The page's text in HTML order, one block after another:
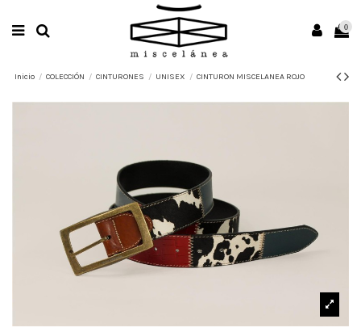
0
Inicio COLECCIÓN CINTURONES UNISEX CINTURON MISCELANEA ROJO